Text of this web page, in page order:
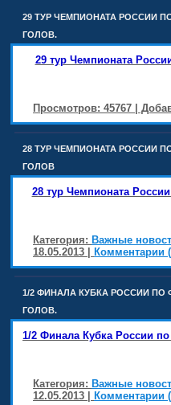
29 ТУР ЧЕМПИОНАТА РОССИИ
ГОЛОВ.
29 тур Чемпионата
Просмотров: 45767 |
28 ТУР ЧЕМПИОНАТА РОССИИ
ГОЛОВ
28 тур Чемпионата
Категория: Важные
18.05.2013
Комментарии
1/2 ФИНАЛА КУБКА РОССИИ ПО
ГОЛОВ.
1/2 Финала Кубка России
Категория: Важные
12.05.2013
Комментарии